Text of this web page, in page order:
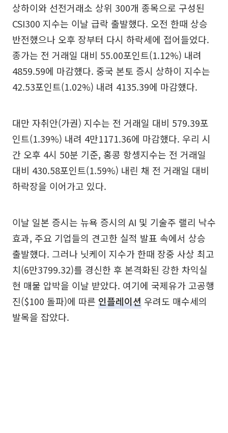
상하이와 선전거래소 상위 300개 종목으로 구성된
CSI300 지수는 이날 급락 출발했다. 오전 한때 상승
반전했으나 오후 장부터 다시 하락세에 접어들었다.
종가는 전 거래일 대비 55.00포인트(1.12%) 내려
4859.59에 마감했다. 중국 본토 증시 상하이 지수는
42.53포인트(1.02%) 내려 4135.39에 마감했다.
대만 자취안(가권) 지수는 전 거래일 대비 579.39포
인트(1.39%) 내려 4만1171.36에 마감했다. 우리 시
간 오후 4시 50분 기준, 홍콩 항셍지수는 전 거래일
대비 430.58포인트(1.59%) 내린 채 전 거래일 대비
하락장을 이어가고 있다.
이날 일본 증시는 뉴욕 증시의 AI 및 기술주 랠리 낙수
효과, 주요 기업들의 견고한 실적 발표 속에서 상승
출발했다. 그러나 닛케이 지수가 한때 장중 사상 최고
치(6만3799.32)를 경신한 후 본격화된 강한 차익실
현 매물 압박을 이날 받았다. 여기에 국제유가 고공행
진($100 돌파)에 따른 인플레이션 우려도 매수세의
발목을 잡았다.